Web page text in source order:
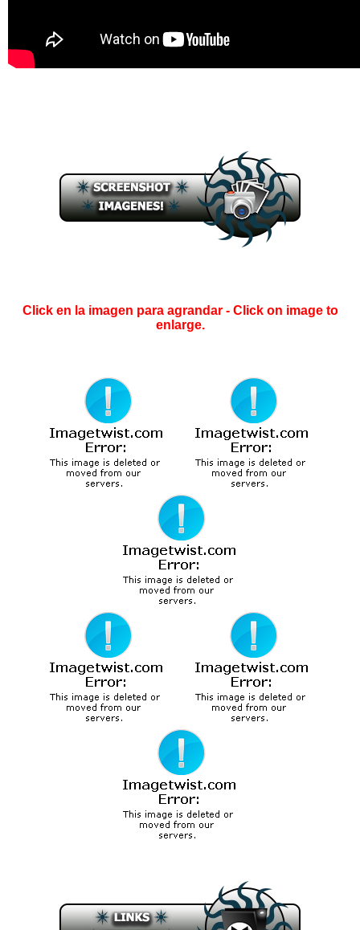
Click en la imagen para agrandar - Click on image to
enlarge.